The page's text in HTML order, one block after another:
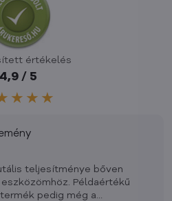
értékelés
4,9 / 5
teljesítménye bőven
Példaértékű
pedig még a